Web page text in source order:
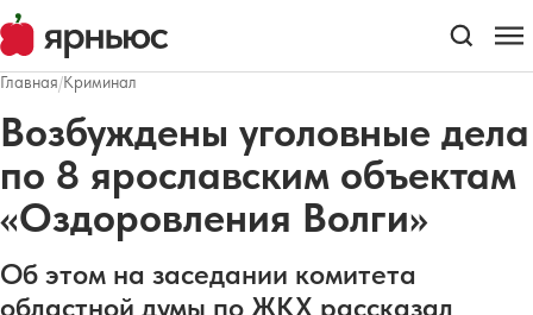
Главная/Криминал
Возбуждены уголовные дела
по 8 ярославским объектам
«Оздоровления Волги»
Об этом на заседании комитета
областной думы по ЖКХ рассказал